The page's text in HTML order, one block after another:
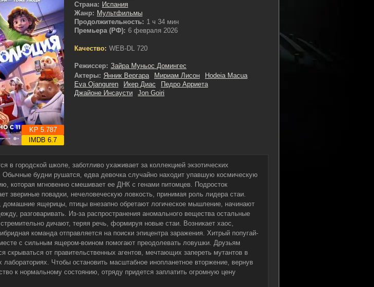
KP 5.787
IMDB 6.7
Страна: Испания
Жанр: Мультфильмы
Продолжительность: 1 ч 34 мин
Премьера (РФ): 6 февраля 2026
Качество: WEB-DL 720
Режиссер: Зайра Муньос Домингес
Актеры: Янник Вергара Мириам Лисон
Hodeia Macua
Eva Ojanguren
Икер Диас
Педро Арриета
Джайоне Инсаусти
Jon Goiri
в городской школе, заботливо ухаживает за коллекцией экзотических
Обычные будни рушатся, едва девочка случайно находит упавшую космическую
которая мгновенно смешивает ее ДНК с генами питомцев. Подросток
звериные повадки, нечеловеческую ловкость, принимая роль лидера стаи.
домашние ящерицы, птицы внезапно обретают логическое мышление, начинают
разговаривать. Из-за распространения аномального вещества остальные
дичают, теряя речь, формируя новые стаи. Возникает хаос,
команда отправляется на поиски эпицентра заражения. Хитрый попугай-
с сильным ящером-воином помогают преодолевать ловушки. Друзьям
скрываться от правительственных агентов, мечтающих запереть мутантов в
лабораториях. Чтобы остановить масштабное инопланетное вторжение, вернув
к нормальному состоянию, отряду придется заплатить огромную цену